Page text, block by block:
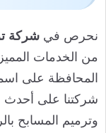
نحرص في شركة
من الخدمات
المحافظة على
شركتنا على أحدث
وترميم المسابح